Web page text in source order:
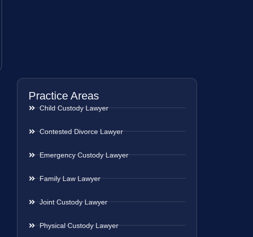
Practice Areas
Child Custody Lawyer
Contested Divorce Lawyer
Emergency Custody Lawyer
Family Law Lawyer
Joint Custody Lawyer
Physical Custody Lawyer